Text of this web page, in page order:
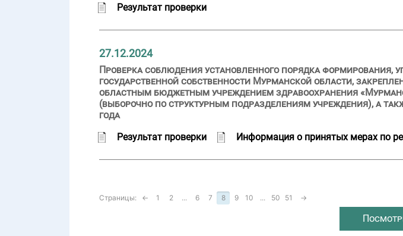
Результат проверки
27.12.2024
Проверка соблюдения установленного порядка
государственной собственности Мурманской области,
областным бюджетным учреждением здравоохранения
(выборочно по структурным подразделениям учреждения), а
года
Результат проверки
Информация о принятых мерах по
Страницы: ← 1 2 ... 6 7 8 9 10 ... 50 51 →